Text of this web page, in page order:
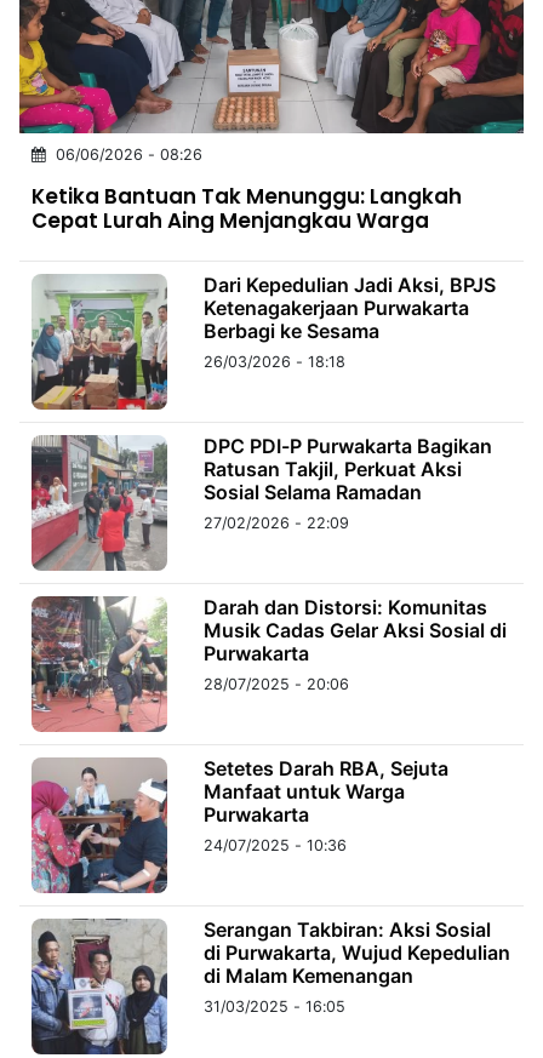
INDONESIA
Partner
NTB
Time
IDN
Jogja
Rakyat
News
Notice
Baru
Follow
Kabarbaru
Kabarbaru.co
2026
Kabarbaru
Media
Holding
06/06/2026 - 08:26
Ketika Bantuan Tak Menunggu: Langkah
Cepat Lurah Aing Menjangkau Warga
Dari Kepedulian Jadi Aksi, BPJS
Ketenagakerjaan Purwakarta
Berbagi ke Sesama
26/03/2026 - 18:18
DPC PDI-P Purwakarta Bagikan
Ratusan Takjil, Perkuat Aksi
Sosial Selama Ramadan
27/02/2026 - 22:09
Darah dan Distorsi: Komunitas
Musik Cadas Gelar Aksi Sosial di
Purwakarta
28/07/2025 - 20:06
Setetes Darah RBA, Sejuta
Manfaat untuk Warga
Purwakarta
24/07/2025 - 10:36
Serangan Takbiran: Aksi Sosial
di Purwakarta, Wujud Kepedulian
di Malam Kemenangan
31/03/2025 - 16:05